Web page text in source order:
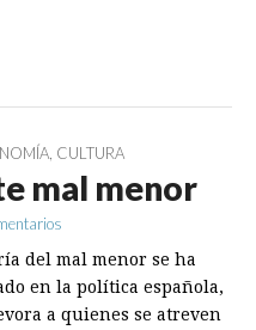
CULTURA
mal menor
del mal menor se ha
en la política española,
a quienes se atreven